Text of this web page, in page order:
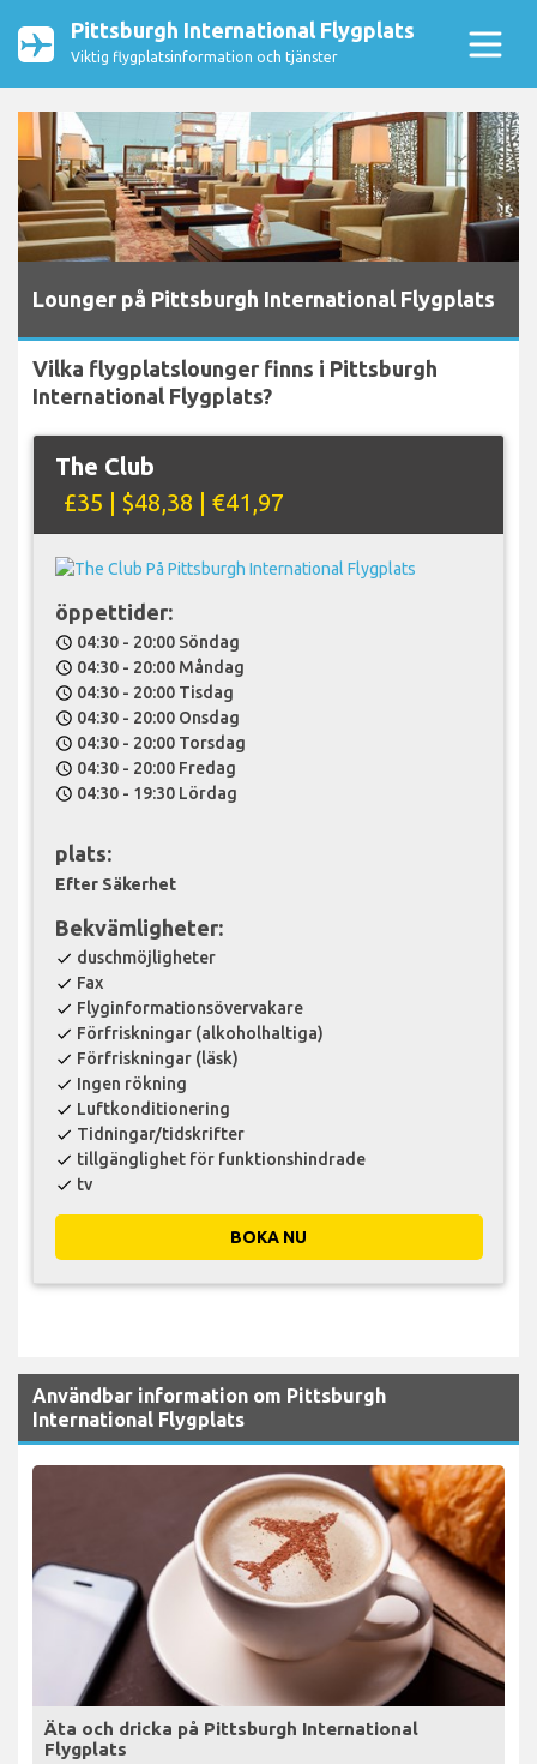
Pittsburgh International Flygplats
Viktig flygplatsinformation och tjänster
Lounger på Pittsburgh International Flygplats
Vilka flygplatslounger finns i Pittsburgh
International Flygplats?
The Club
£35 | $48,38 | €41,97
öppettider:
schedule 04:30 - 20:00 Söndag
schedule 04:30 - 20:00 Måndag
schedule 04:30 - 20:00 Tisdag
schedule 04:30 - 20:00 Onsdag
schedule 04:30 - 20:00 Torsdag
schedule 04:30 - 20:00 Fredag
schedule 04:30 - 19:30 Lördag
plats:
Efter Säkerhet
Bekvämligheter:
check duschmöjligheter
check Fax
check Flyginformationsövervakare
check Förfriskningar (alkoholhaltiga)
check Förfriskningar (läsk)
check Ingen rökning
check Luftkonditionering
check Tidningar/tidskrifter
check tillgänglighet för funktionshindrade
check tv
BOKA NU
Användbar information om Pittsburgh
International Flygplats
Äta och dricka på Pittsburgh International
Flygplats